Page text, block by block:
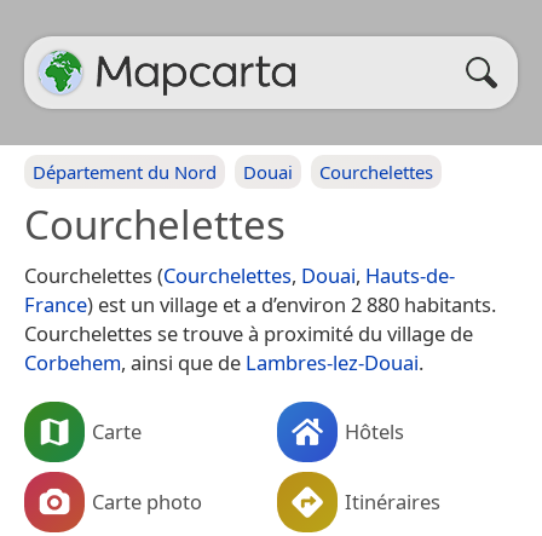
Département du Nord Douai Courchelettes
Courchelettes
Courchelettes (Courchelettes, Douai, Hauts-de-
France) est un village et a d’environ 2 880 habitants.
Courchelettes se trouve à proximité du village de
Corbehem, ainsi que de Lambres-lez-Douai.
Carte Hôtels
Carte photo Itinéraires